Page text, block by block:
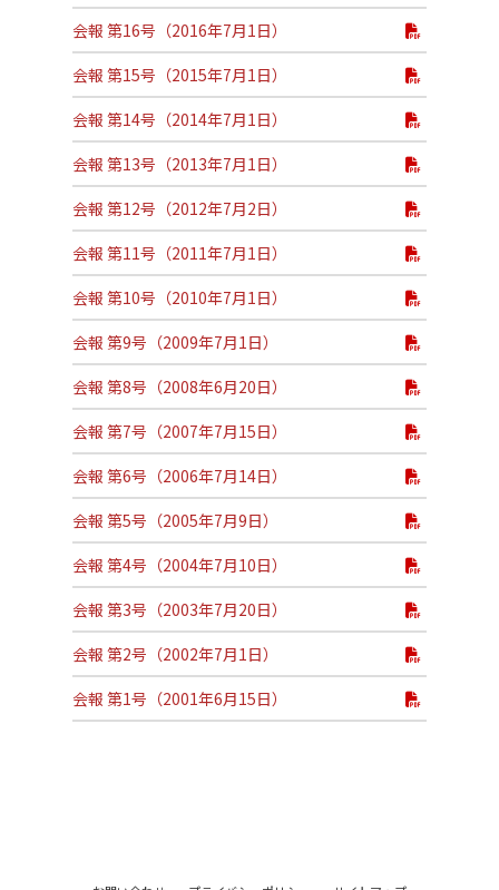
会報 第16号（2016年7月1日）
会報 第15号（2015年7月1日）
会報 第14号（2014年7月1日）
会報 第13号（2013年7月1日）
会報 第12号（2012年7月2日）
会報 第11号（2011年7月1日）
会報 第10号（2010年7月1日）
会報 第9号（2009年7月1日）
会報 第8号（2008年6月20日）
会報 第7号（2007年7月15日）
会報 第6号（2006年7月14日）
会報 第5号（2005年7月9日）
会報 第4号（2004年7月10日）
会報 第3号（2003年7月20日）
会報 第2号（2002年7月1日）
会報 第1号（2001年6月15日）